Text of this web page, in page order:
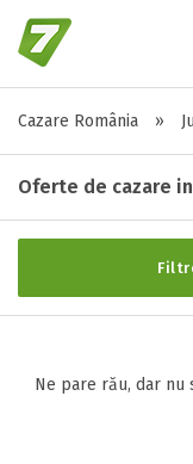
Cazare România »
Oferte de cazare
Stele /
Neclasificat
2 stele /
3 stele /
Ne pare rău, dar